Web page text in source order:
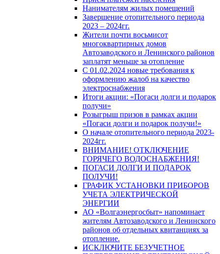
Нанимателям жилых помещений
Завершение отопительного периода
2023 – 2024гг.
Жители почти восьмисот
многоквартирных домов
Автозаводского и Ленинского районов
заплатят меньше за отопление
С 01.02.2024 новые требования к
оформлению жалоб на качество
электроснабжения
Итоги акции: «Погаси долги и подарок
получи»
Розыгрыш призов в рамках акции
«Погаси долги и подарок получи!»
О начале отопительного периода 2023-
2024гг.
ВНИМАНИЕ! ОТКЛЮЧЕНИЕ
ГОРЯЧЕГО ВОДОСНАБЖЕНИЯ!
ПОГАСИ ДОЛГИ И ПОДАРОК
ПОЛУЧИ!
ГРАФИК УСТАНОВКИ ПРИБОРОВ
УЧЕТА ЭЛЕКТРИЧЕСКОЙ
ЭНЕРГИИ
АО «Волгаэнергосбыт» напоминает
жителям Автозаводского и Ленинского
районов об отдельных квитанциях за
отопление.
ИСКЛЮЧИТЕ БЕЗУЧЕТНОЕ